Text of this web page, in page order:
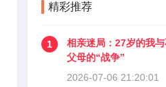
精彩推荐
1
相亲迷局：27岁的我
父母的“战争”
2026-07-06 21:20:01